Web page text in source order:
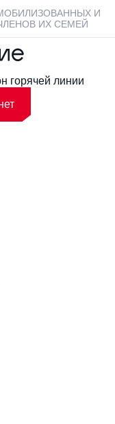
И
ИХ СЕМЕЙ
горячей линии